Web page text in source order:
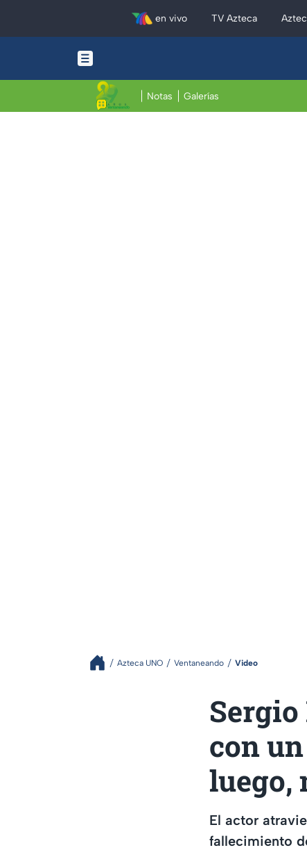
en vivo TV Azteca
Notas Galerías
Azteca UNO Ventaneando Video
Sergio
con
luego,
El actor
fallecimiento